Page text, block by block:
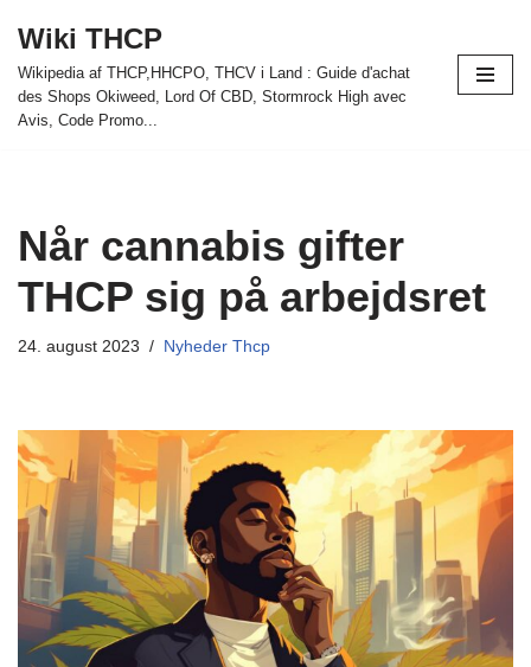
Spring
til
indhold
Wiki THCP
Wikipedia af THCP,HHCPO, THCV i Land : Guide d'achat
des Shops Okiweed, Lord Of CBD, Stormrock High avec
Avis, Code Promo...
Når cannabis gifter
THCP sig på arbejdsret
24. august 2023 Nyheder Thcp